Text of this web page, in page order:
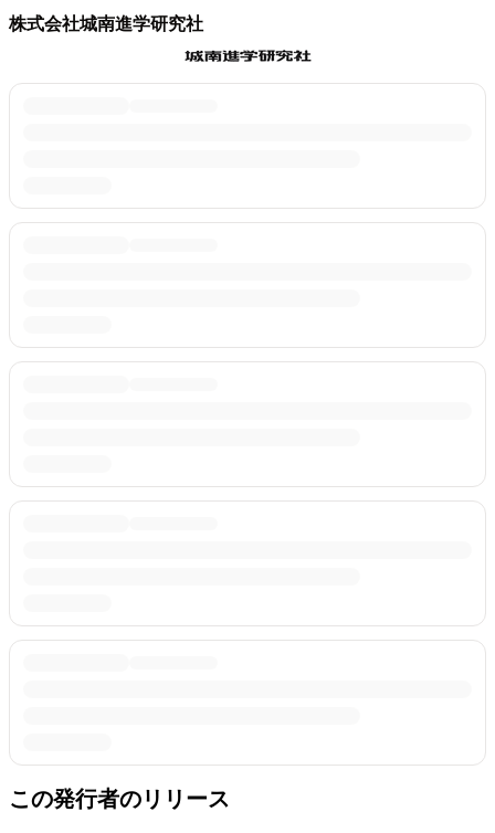
株式会社城南進学研究社
この発行者のリリース